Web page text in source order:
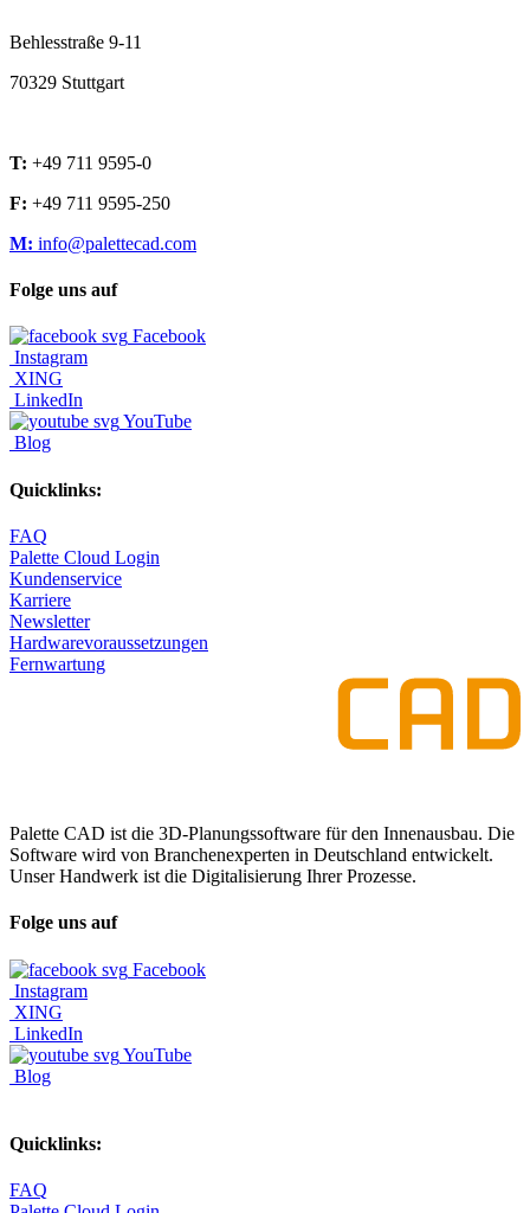
Behlesstraße 9-11
70329 Stuttgart
T: +49 711 9595-0
F: +49 711 9595-250
M: info@palettecad.com
Folge uns auf
Facebook
Instagram
XING
LinkedIn
YouTube
Blog
Quicklinks:
FAQ
Palette Cloud Login
Kundenservice
Karriere
Newsletter
Hardwarevoraussetzungen
Fernwartung
Palette CAD ist die 3D-Planungssoftware für den Innenausbau. Die
Software wird von Branchenexperten in Deutschland entwickelt.
Unser Handwerk ist die Digitalisierung Ihrer Prozesse.
Folge uns auf
Facebook
Instagram
XING
LinkedIn
YouTube
Blog
Quicklinks:
FAQ